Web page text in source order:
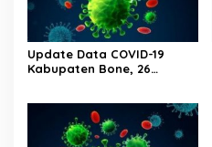
Update Data COVID-19
Kabupaten Bone, 26